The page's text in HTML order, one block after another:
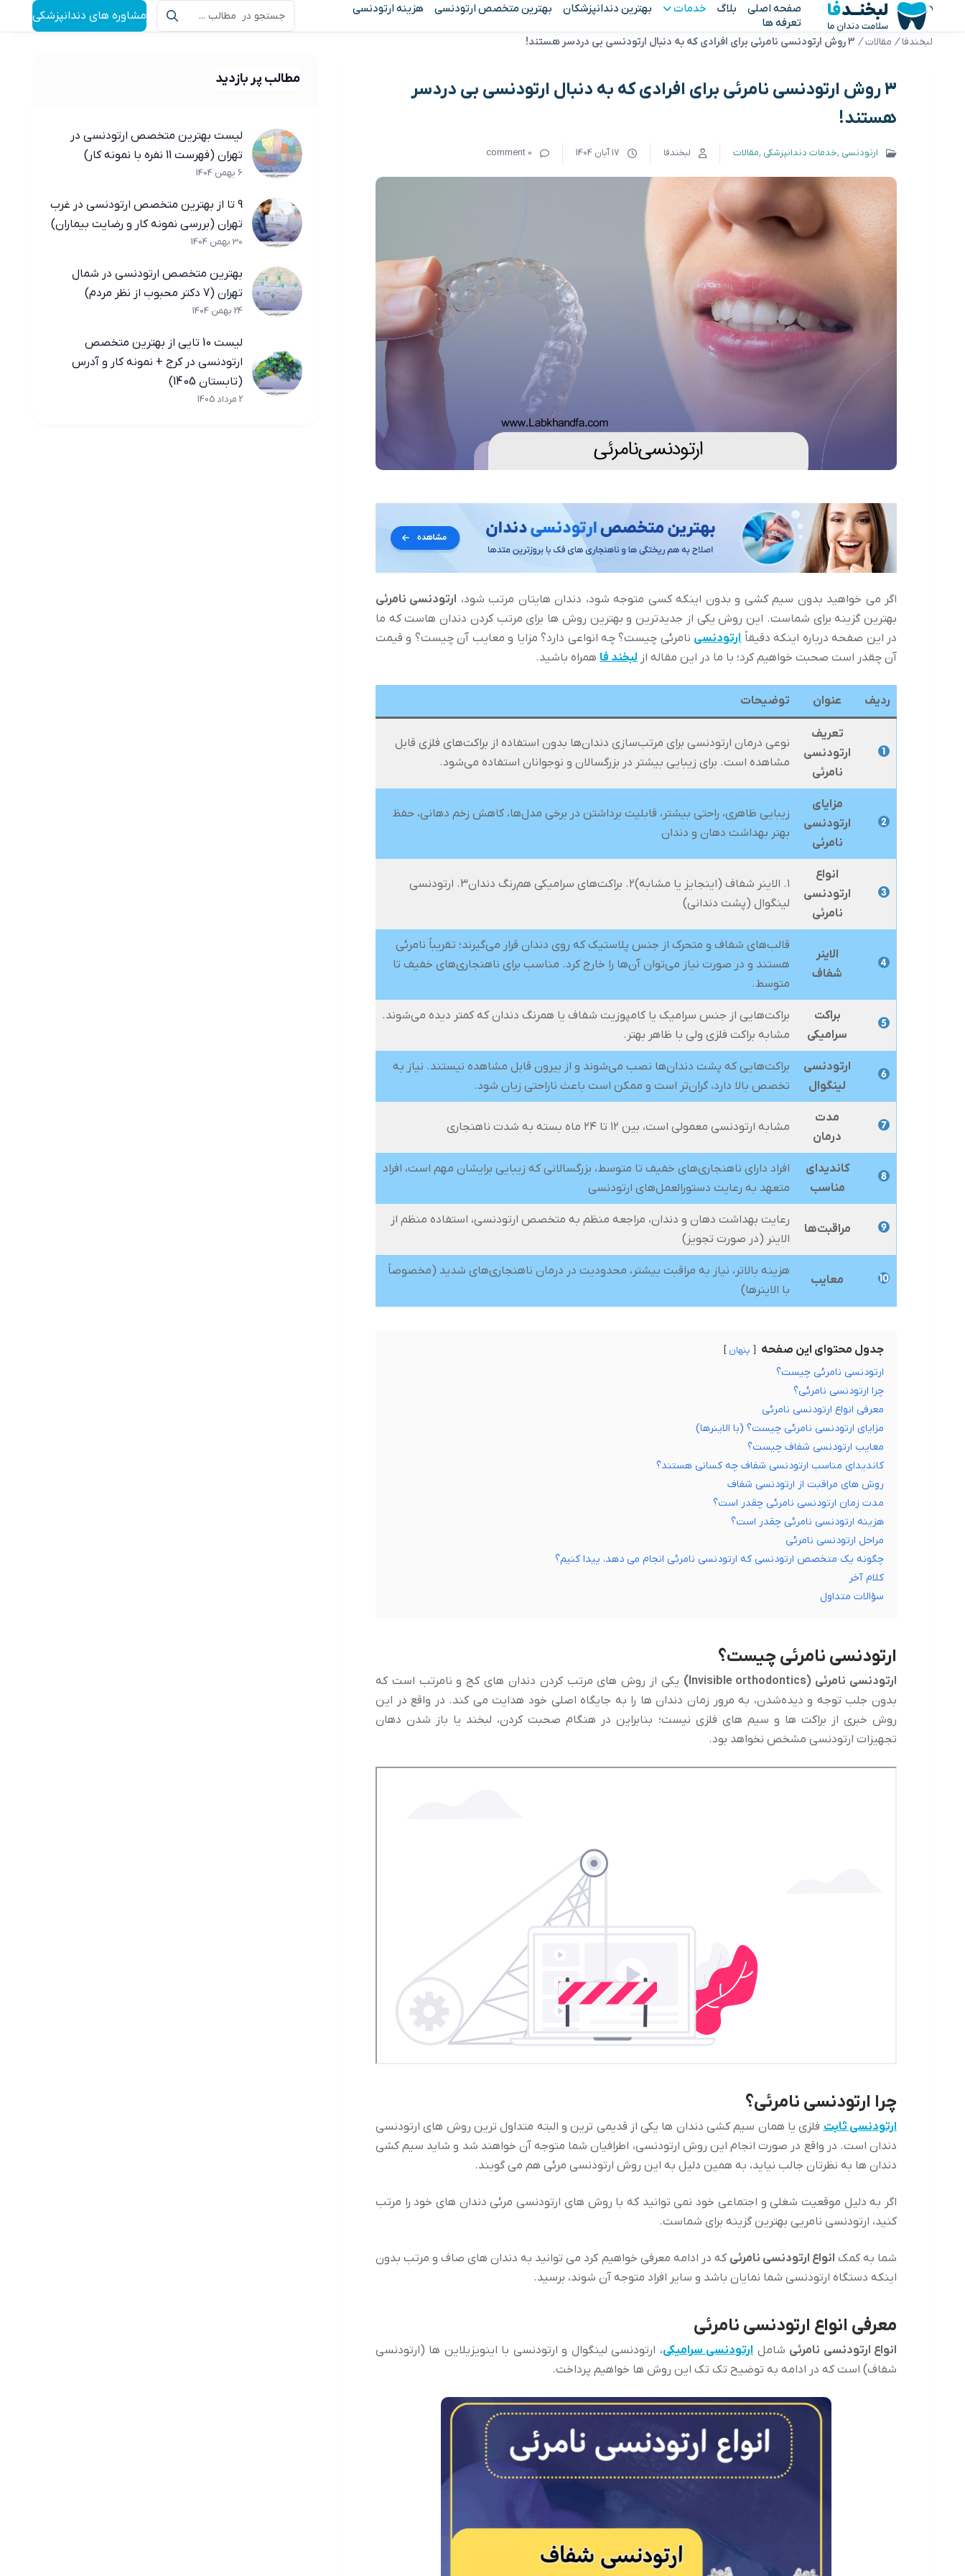
صفحه اصلی بلاگ خدمات بهترین دندانپزشکان بهترین متخصص ارتودنسی
هزینه ارتودنسی
تعرفه ها
مشاوره های دندانپزشکی
لبخندفا / مقالات / 3 روش ارتودنسی نامرئی برای افرادی که به دنبال ارتودنسی بی دردسر هستند!
3 روش ارتودنسی نامرئی برای افرادی که به دنبال ارتودنسی بی دردسر
هستند!
ارتودنسی خدمات دندانپزشکی مقالات لبخندفا 17 آبان 1404 0 comment
اگر می خواهید بدون سیم کشی و بدون اینکه کسی متوجه شود، دندان هایتان مرتب شود، ارتودنسی نامرئی
بهترین گزینه برای شماست. این روش یکی از جدیدترین و بهترین روش ها برای مرتب کردن دندان هاست که ما
در این صفحه درباره اینکه دقیقاً ارتودنسی نامرئی چیست؟ چه انواعی دارد؟ مزایا و معایب آن چیست؟ و قیمت
آن چقدر است صحبت خواهیم کرد؛ با ما در این مقاله از لبخند فا همراه باشید.
ردیف عنوان توضیحات
تعریف
ارتودنسی
نامرئی
نوعی درمان ارتودنسی برای مرتب‌سازی دندان‌ها بدون استفاده از براکت‌های فلزی قابل
مشاهده است. برای زیبایی بیشتر در بزرگسالان و نوجوانان استفاده می‌شود.
مزایای
ارتودنسی
نامرئی
زیبایی ظاهری، راحتی بیشتر، قابلیت برداشتن در برخی مدل‌ها، کاهش زخم دهانی، حفظ
بهتر بهداشت دهان و دندان
انواع
ارتودنسی
نامرئی
۱. الاینر شفاف (اینجایز یا مشابه)۲. براکت‌های سرامیکی هم‌رنگ دندان۳. ارتودنسی
لینگوال (پشت دندانی)
الاینر
شفاف
قالب‌های شفاف و متحرک از جنس پلاستیک که روی دندان قرار می‌گیرند؛ تقریباً نامرئی
هستند و در صورت نیاز می‌توان آن‌ها را خارج کرد. مناسب برای ناهنجاری‌های خفیف تا
متوسط.
براکت
سرامیکی
براکت‌هایی از جنس سرامیک یا کامپوزیت شفاف یا همرنگ دندان که کمتر دیده می‌شوند.
مشابه براکت فلزی ولی با ظاهر بهتر.
ارتودنسی
لینگوال
براکت‌هایی که پشت دندان‌ها نصب می‌شوند و از بیرون قابل مشاهده نیستند. نیاز به
تخصص بالا دارد، گران‌تر است و ممکن است باعث ناراحتی زبان شود.
مدت
درمان
مشابه ارتودنسی معمولی است، بین ۱۲ تا ۲۴ ماه بسته به شدت ناهنجاری
کاندیدای
مناسب
افراد دارای ناهنجاری‌های خفیف تا متوسط، بزرگسالانی که زیبایی برایشان مهم است، افراد
متعهد به رعایت دستورالعمل‌های ارتودنسی
مراقبت‌ها
رعایت بهداشت دهان و دندان، مراجعه منظم به متخصص ارتودنسی، استفاده منظم از
الاینر (در صورت تجویز)
معایب
هزینه بالاتر، نیاز به مراقبت بیشتر، محدودیت در درمان ناهنجاری‌های شدید (مخصوصاً
با الاینرها)
جدول محتوای این صفحه پنهان
ارتودنسی نامرئی چیست؟
چرا ارتودنسی نامرئی؟
معرفی انواع ارتودنسی نامرئی
مزایای ارتودنسی نامرئی چیست؟ (با الاینرها)
معایب ارتودنسی شفاف چیست؟
کاندیدای مناسب ارتودنسی شفاف چه کسانی هستند؟
روش های مراقبت از ارتودنسی شفاف
مدت زمان ارتودنسی نامرئی چقدر است؟
هزینه ارتودنسی نامرئی چقدر است؟
مراحل ارتودنسی نامرئی
چگونه یک متخصص ارتودنسی که ارتودنسی نامرئی انجام می دهد، پیدا کنیم؟
کلام آخر
سؤالات متداول
ارتودنسی نامرئی چیست؟
ارتودنسی نامرئی (Invisible orthodontics)
یکی از روش های مرتب کردن دندان های کج و نامرتب است که
بدون جلب توجه و دیده‌شدن، به مرور زمان دندان ها را به جایگاه اصلی خود هدایت می کند. در واقع در این
روش خبری از براکت ها و سیم های فلزی نیست؛ بنابراین در هنگام صحبت کردن، لبخند یا باز شدن دهان
تجهیزات ارتودنسی مشخص نخواهد بود.
چرا ارتودنسی نامرئی؟
ارتودنسی ثابت فلزی یا همان سیم کشی دندان ها یکی از قدیمی ترین و البته متداول ترین روش های ارتودنسی
دندان است. در واقع در صورت انجام این روش ارتودنسی، اطرافیان شما متوجه آن خواهند شد و شاید سیم کشی
دندان ها به نظرتان جالب نیاید، به همین دلیل به این روش ارتودنسی مرئی هم می گویند.
اگر به دلیل موقعیت شغلی و اجتماعی خود نمی توانید که با روش های ارتودنسی مرئی دندان های خود را مرتب
کنید، ارتودنسی نامریی بهترین گزینه برای شماست.
شما به کمک انواع ارتودنسی نامرئی که در ادامه معرفی خواهیم کرد می توانید به دندان های صاف و مرتب بدون
اینکه دستگاه ارتودنسی شما نمایان باشد و سایر افراد متوجه آن شوند، برسید.
معرفی انواع ارتودنسی نامرئی
انواع ارتودنسی نامرئی شامل ارتودنسی سرامیکی، ارتودنسی لینگوال و ارتودنسی با اینویزیلاین ها (ارتودنسی
شفاف) است که در ادامه به توضیح تک تک این روش ها خواهیم پرداخت.
مطالب پر بازدید
لیست بهترین متخصص ارتودنسی در
تهران (فهرست 11 نفره با نمونه کار)
6 بهمن 1404
9 تا از بهترین متخصص ارتودنسی در غرب
تهران (بررسی نمونه کار و رضایت بیماران)
30 بهمن 1404
بهترین متخصص ارتودنسی در شمال
تهران (7 دکتر محبوب از نظر مردم)
24 بهمن 1404
لیست 10 تایی از بهترین متخصص
ارتودنسی در کرج + نمونه کار و آدرس
(تابستان 1405)
2 مرداد 1405